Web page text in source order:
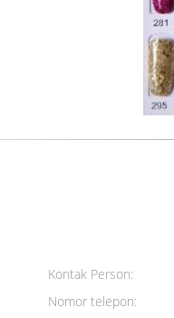
Kontak Person:
Nomor telepon: